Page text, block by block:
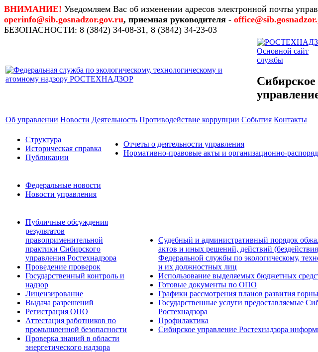
ВНИМАНИЕ! Уведомляем Вас об изменении адресов электронной почты
operinfo@sib.gosnadzor.gov.ru, приемная руководителя -
БЕЗОПАСНОСТИ: 8 (3842) 34-08-31, 8 (3842) 34-23-03
Основной сайт
службы
Сибирское
Об управлении Новости Деятельность Противодействие коррупции События Контакты
Структура
Историческая справка
Публикации
Отчеты о деятельности управления
Нормативно-правовые акты и организационно-
Федеральные новости
Новости управления
Публичные обсуждения
результатов
правоприменительной
практики Сибирского
управления Ростехнадзора
Проведение проверок
Государственный контроль и
надзор
Лицензирование
Выдача разрешений
Регистрация ОПО
Аттестация работников по
промышленной безопасности
Проверка знаний в области
энергетического надзора
Судебный и административный порядок
актов и иных решений, действий
Федеральной службы по экологическому,
и их должностных лиц
Использование выделяемых бюджетных
Готовые документы по ОПО
Графики рассмотрения планов развития
Государственные услуги предоставляемые
Ростехнадзора
Профилактика
Сибирское управление Ростехнадзора